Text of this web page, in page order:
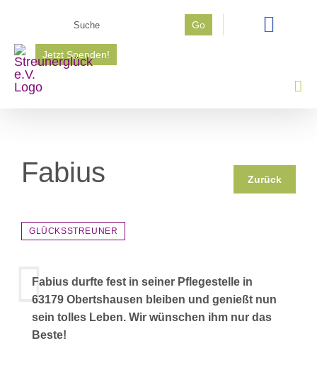
springen
Go
Jetzt Spenden!
Fabius Zurück
GLÜCKSSTREUNER
Fabius durfte fest in seiner Pflegestelle in
63179 Obertshausen bleiben und genießt nun
sein tolles Leben. Wir wünschen ihm nur das
Beste!